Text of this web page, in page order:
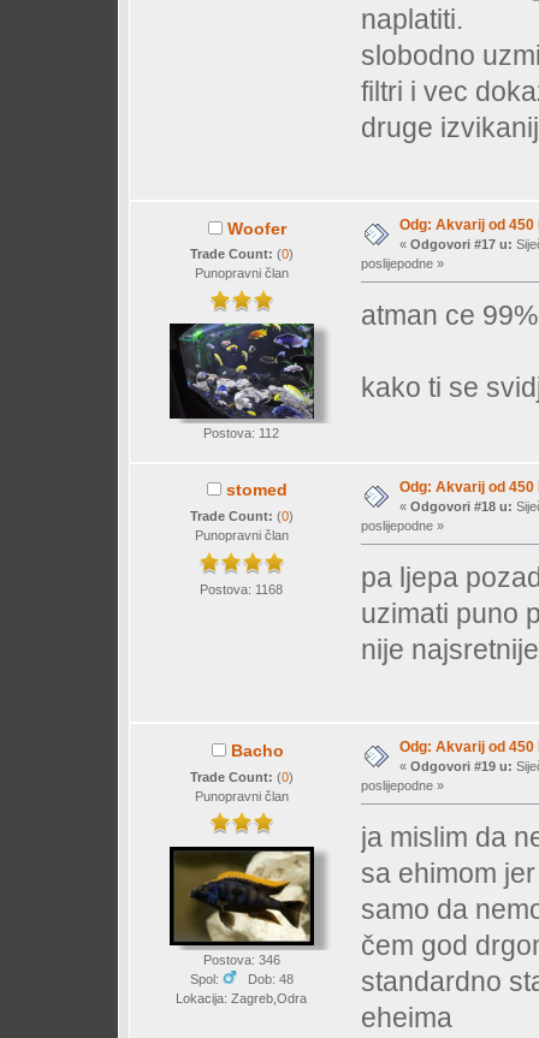
naplatiti.
slobodno
filtri i vec
druge
Woofer
Trade Count: (0)
Punopravni član
Postova: 112
Odg: Akvarij od 450
« Odgovori #17 u:
poslijepodne »
atman ce
kako ti se
stomed
Trade Count: (0)
Punopravni član
Postova: 1168
Odg: Akvarij od 450
« Odgovori #18 u:
poslijepodne »
pa ljepa
uzimati puno
nije
Bacho
Trade Count: (0)
Punopravni član
Postova: 346
Spol:
Dob: 48
Lokacija: Zagreb,Odra
Odg: Akvarij od 450
« Odgovori #19 u:
poslijepodne »
ja mislim da
sa ehimom
samo da
čem god
standardno
eheima